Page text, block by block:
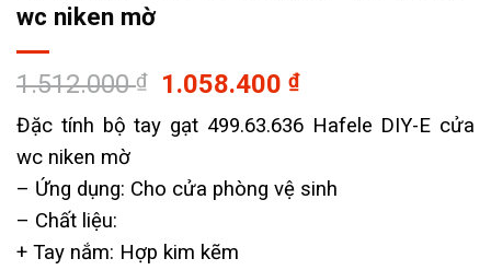
wc niken mờ
1.512.000₫
Giá
là:
1.058.400₫Giá
hiện
tại
1.058.400 ₫.
Đặc tính bộ tay gạt 499.63.636 Hafele DIY-E cửa
wc niken mờ
– Ứng dụng: Cho cửa phòng vệ sinh
– ​Chất liệu:
+ Tay nắm: Hợp kim kẽm